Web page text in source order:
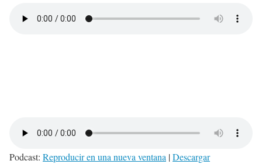
Podcast: Reproducir en una nueva ventana |Descargar